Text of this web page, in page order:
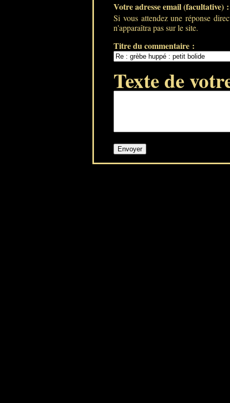
Votre adresse email (facultative)
Si vous attendez une réponse
n'apparaîtra pas sur le site.
Titre du commentaire :
Texte de